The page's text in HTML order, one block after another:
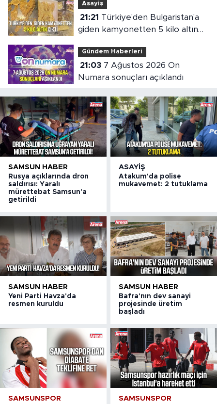
Asayiş
21:21
giden kamyonetten 5 kilo altın
çıktı
Gündem Haberleri
21:037 Ağustos 2026 On
Numara sonuçları açıklandı
SAMSUN HABER
Rusya açıklarında dron
saldırısı: Yaralı
mürettebat Samsun'a
getirildi
ASAYIŞ
Atakum'da polise
mukavemet: 2 tutuklama
SAMSUN HABER
Yeni Parti Havza'da
resmen kuruldu
SAMSUN HABER
Bafra'nın dev sanayi
projesinde üretim
başladı
SAMSUNSPOR SAMSUNSPOR